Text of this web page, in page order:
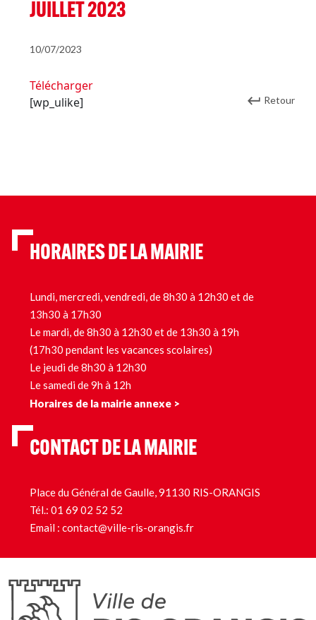
JUILLET 2023
10/07/2023
Télécharger
[wp_ulike]
Retour
HORAIRES DE LA MAIRIE
Lundi, mercredi, vendredi, de 8h30 à 12h30 et de
13h30 à 17h30
Le mardi, de 8h30 à 12h30 et de 13h30 à 19h
(17h30 pendant les vacances scolaires)
Le jeudi de 8h30 à 12h30
Le samedi de 9h à 12h
Horaires de la mairie annexe >
CONTACT DE LA MAIRIE
Place du Général de Gaulle, 91130 RIS-ORANGIS
Tél.: 01 69 02 52 52
Email : contact@ville-ris-orangis.fr